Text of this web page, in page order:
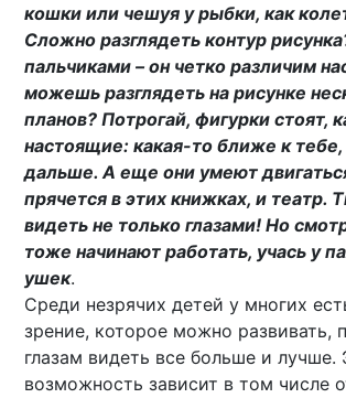
кошки или чешуя у рыбки, как
Сложно разглядеть контур
пальчиками – он четко различим
можешь разглядеть на рисунке
планов? Потрогай, фигурки стоят,
настоящие: какая-то ближе к тебе,
дальше. А еще они умеют
прячется в этих книжках, и
видеть не только глазами! Но
тоже начинают работать, учась у
ушек.
Среди незрячих детей у многих
зрение, которое можно развивать,
глазам видеть все больше и лучше.
возможность зависит в том числе